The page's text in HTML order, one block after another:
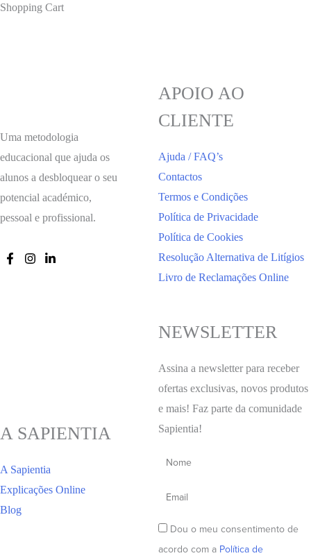
Shopping Cart
Uma metodologia
educacional que ajuda os
alunos a desbloquear o seu
potencial académico,
pessoal e profissional.
APOIO AO
CLIENTE
Ajuda / FAQ’s
Contactos
Termos e Condições
Política de Privacidade
Política de Cookies
Resolução Alternativa de Litígios
Livro de Reclamações Online
A SAPIENTIA
A Sapientia
Explicações Online
Blog
NEWSLETTER
Assina a newsletter para receber
ofertas exclusivas, novos produtos
e mais! Faz parte da comunidade
Sapientia!
Dou o meu consentimento de
acordo com a Política de